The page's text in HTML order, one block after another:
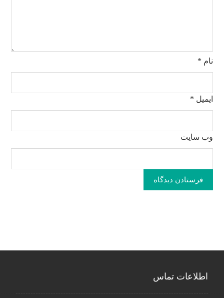
نام *
ایمیل *
وب‌ سایت
فرستادن دیدگاه
اطلاعات تماس